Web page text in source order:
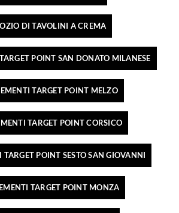
DI TAVOLINI A CREMA
POINT SAN DONATO MILANESE
TARGET POINT MELZO
TARGET POINT CORSICO
POINT SESTO SAN GIOVANNI
TARGET POINT MONZA